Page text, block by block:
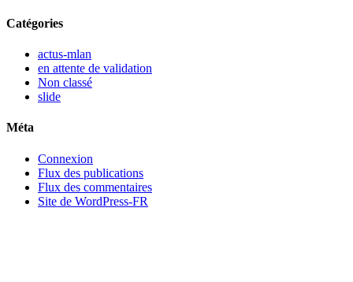
Catégories
actus-mlan
en attente de validation
Non classé
slide
Méta
Connexion
Flux des publications
Flux des commentaires
Site de WordPress-FR